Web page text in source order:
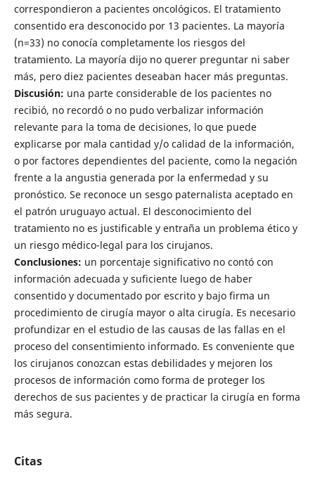
correspondieron a pacientes oncológicos. El tratamiento
consentido era desconocido por 13 pacientes. La mayoría
(n=33) no conocía completamente los riesgos del
tratamiento. La mayoría dijo no querer preguntar ni saber
más, pero diez pacientes deseaban hacer más preguntas.
Discusión: una parte considerable de los pacientes no
recibió, no recordó o no pudo verbalizar información
relevante para la toma de decisiones, lo que puede
explicarse por mala cantidad y/o calidad de la información,
o por factores dependientes del paciente, como la negación
frente a la angustia generada por la enfermedad y su
pronóstico. Se reconoce un sesgo paternalista aceptado en
el patrón uruguayo actual. El desconocimiento del
tratamiento no es justificable y entraña un problema ético y
un riesgo médico-legal para los cirujanos.
Conclusiones: un porcentaje significativo no contó con
información adecuada y suficiente luego de haber
consentido y documentado por escrito y bajo firma un
procedimiento de cirugía mayor o alta cirugía. Es necesario
profundizar en el estudio de las causas de las fallas en el
proceso del consentimiento informado. Es conveniente que
los cirujanos conozcan estas debilidades y mejoren los
procesos de información como forma de proteger los
derechos de sus pacientes y de practicar la cirugía en forma
más segura.
Citas